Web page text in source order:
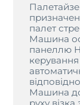
палет
Машина
панеллю
Машина